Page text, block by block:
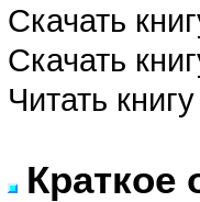
Скачать
Скачать
Читать
Краткое